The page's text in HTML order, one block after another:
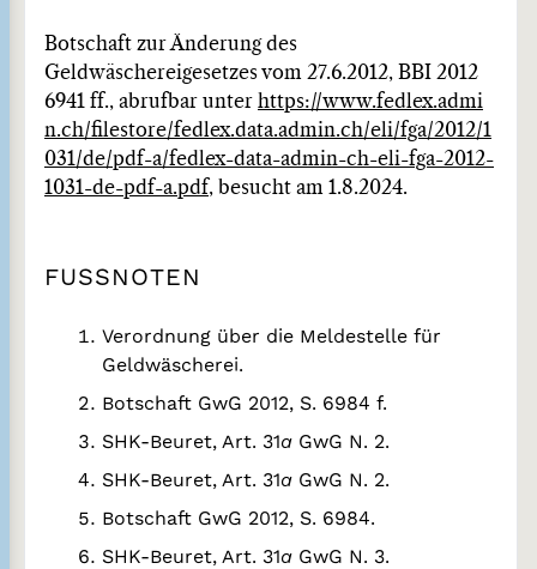
Botschaft zur Änderung des
Geldwäschereigesetzes vom 27.6.2012, BBI 2012
6941 ff., abrufbar unter https://www.fedlex.admi
n.ch/filestore/fedlex.data.admin.ch/eli/fga/2012/1
031/de/pdf-a/fedlex-data-admin-ch-eli-fga-2012-
1031-de-pdf-a.pdf, besucht am 1.8.2024.
FUSSNOTEN
Verordnung über die Meldestelle für
Geldwäscherei.
Botschaft GwG 2012, S. 6984 f.
SHK-Beuret, Art. 31a GwG N. 2.
SHK-Beuret, Art. 31a GwG N. 2.
Botschaft GwG 2012, S. 6984.
SHK-Beuret, Art. 31a GwG N. 3.